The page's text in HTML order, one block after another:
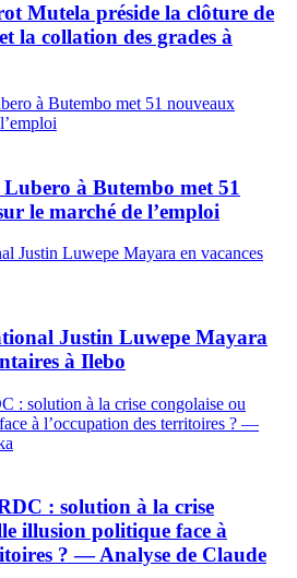
Mutela préside la clôture de
la collation des grades à
à Butembo met 51
le marché de l’emploi
Justin Luwepe Mayara
à Ilebo
: solution à la crise
illusion politique face à
? — Analyse de Claude